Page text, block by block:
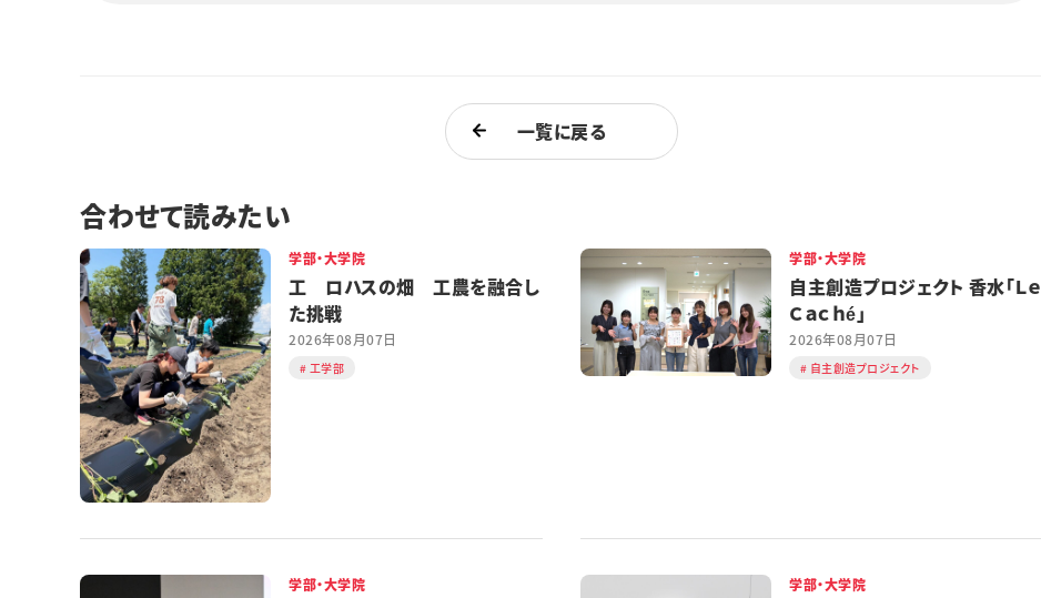
一覧に戻る
合わせて読みたい
学部・大学院
工 ロハスの畑 工農を融合し
た挑戦
2026年08月07日
工学部
学部・大学院
自主創造プロジェクト 香水「Ｌｅ
Ｃａｃｈé」
2026年08月07日
自主創造プロジェクト
学部・大学院 学部・大学院